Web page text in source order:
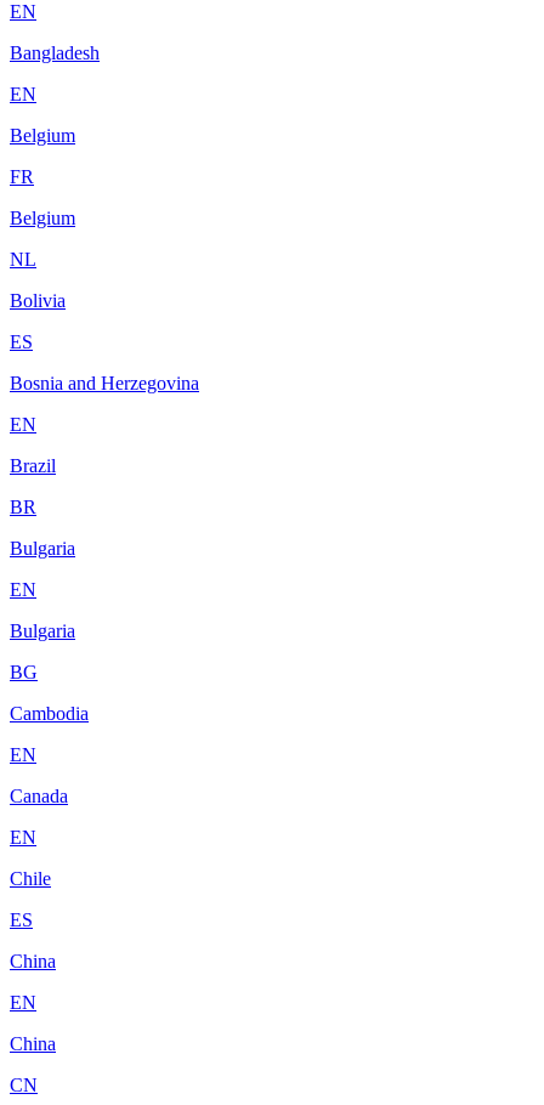
EN
Bangladesh
EN
Belgium
FR
Belgium
NL
Bolivia
ES
Bosnia and Herzegovina
EN
Brazil
BR
Bulgaria
EN
Bulgaria
BG
Cambodia
EN
Canada
EN
Chile
ES
China
EN
China
CN